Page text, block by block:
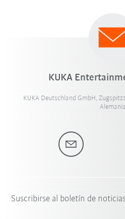
KUKA
KUKA Deutschland GmbH,
Alemania
Suscribirse al boletín de